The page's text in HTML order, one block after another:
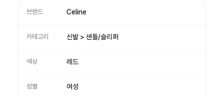
브랜드 Celine
카테고리 신발 > 샌들/슬리퍼
색상 레드
성별 여성